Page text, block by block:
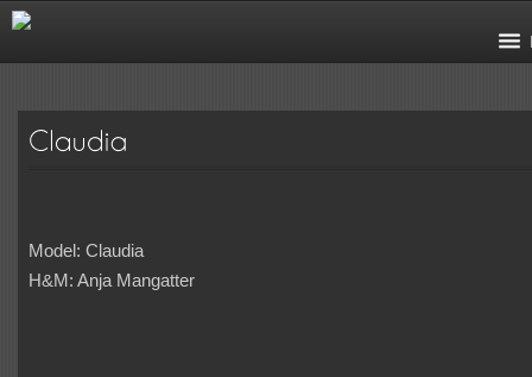
Model: Claudia
H&M: Anja Mangatter